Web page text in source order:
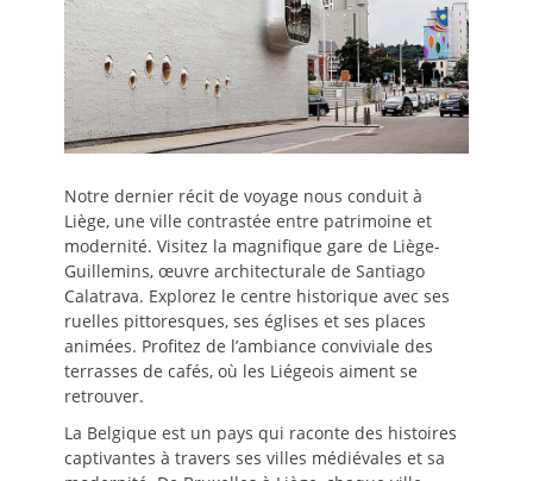
Notre dernier récit de voyage nous conduit à
Liège, une ville contrastée entre patrimoine et
modernité. Visitez la magnifique gare de Liège-
Guillemins, œuvre architecturale de Santiago
Calatrava. Explorez le centre historique avec ses
ruelles pittoresques, ses églises et ses places
animées. Profitez de l’ambiance conviviale des
terrasses de cafés, où les Liégeois aiment se
retrouver.
La Belgique est un pays qui raconte des histoires
captivantes à travers ses villes médiévales et sa